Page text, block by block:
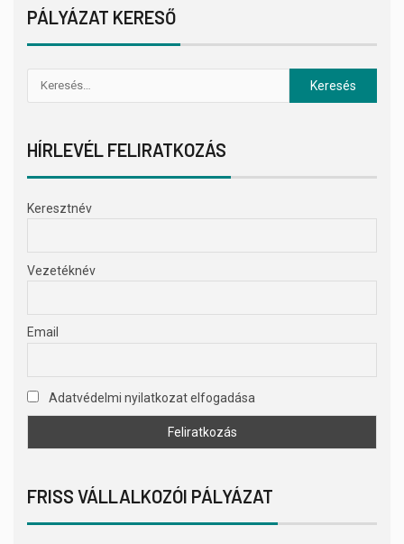
PÁLYÁZAT KERESŐ
HÍRLEVÉL FELIRATKOZÁS
Keresztnév
Vezetéknév
Email
Adatvédelmi nyilatkozat elfogadása
FRISS VÁLLALKOZÓI PÁLYÁZAT